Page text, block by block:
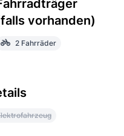
vorhanden)
2 Fahrräder